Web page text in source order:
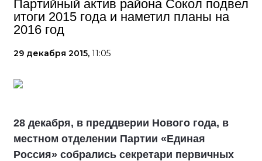
Партийный актив района Сокол подвел
итоги 2015 года и наметил планы на
2016 год
29 декабря 2015, 11:05
28 декабря, в преддверии Нового года, в
местном отделении Партии «Единая
Россия» собрались секретари первичных